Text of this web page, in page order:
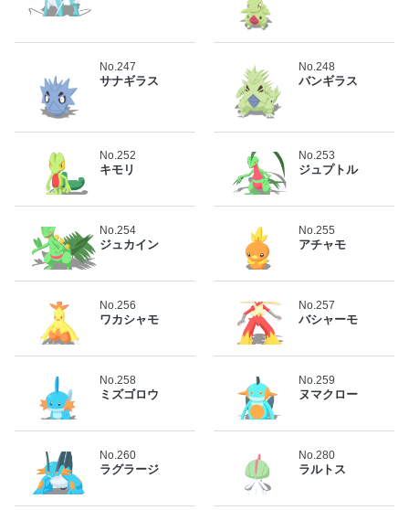
No.247
サナギラス
No.248
バンギラス
No.252
キモリ
No.253
ジュプトル
No.254
ジュカイン
No.255
アチャモ
No.256
ワカシャモ
No.257
バシャーモ
No.258
ミズゴロウ
No.259
ヌマクロー
No.260
ラグラージ
No.280
ラルトス